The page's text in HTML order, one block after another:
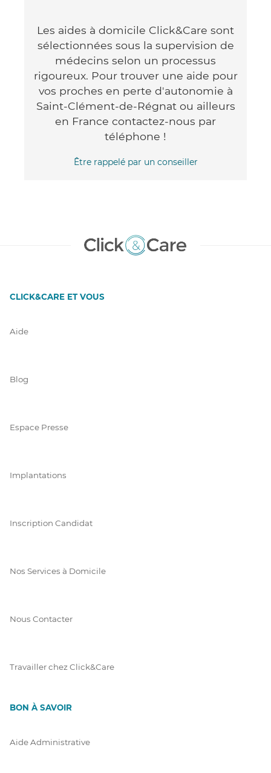
Les aides à domicile Click&Care sont
sélectionnées sous la supervision de
médecins selon un processus
rigoureux. Pour trouver une aide pour
vos proches en perte d'autonomie à
Saint-Clément-de-Régnat ou ailleurs
en France contactez-nous par
téléphone !
Être rappelé par un conseiller
CLICK&CARE ET VOUS
Aide
Blog
Espace Presse
Implantations
Inscription Candidat
Nos Services à Domicile
Nous Contacter
Travailler chez Click&Care
BON À SAVOIR
Aide Administrative